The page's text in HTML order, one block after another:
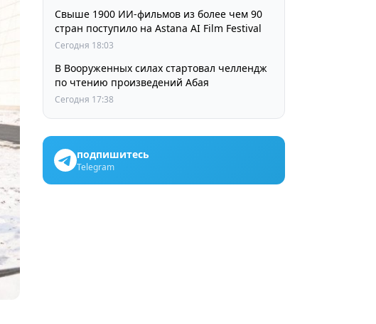
Свыше 1900 ИИ-фильмов из более чем 90
стран поступило на Astana AI Film Festival
Сегодня 18:03
В Вооруженных силах стартовал челлендж
по чтению произведений Абая
Сегодня 17:38
подпишитесь
Telegram